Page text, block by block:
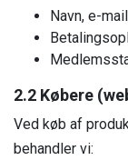
Navn, e-
2.2 Købere
Ved køb af
behandler vi: